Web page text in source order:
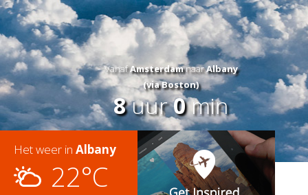
VanafAmsterdamnaarAlbany
(via Boston)
8uur0min
Het weer in Albany
22°C